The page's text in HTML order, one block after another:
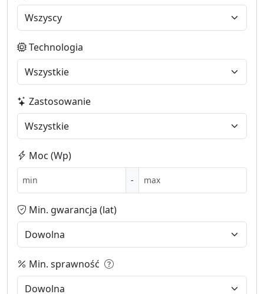
Technologia
Zastosowanie
Moc (Wp)
-
Min. gwarancja (lat)
Min. sprawność